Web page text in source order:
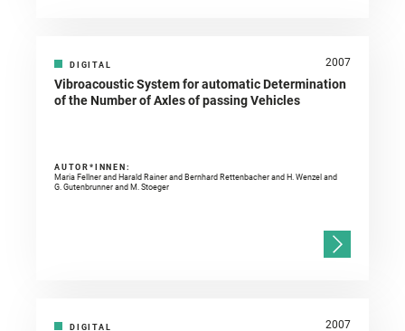
DIGITAL 2007
Vibroacoustic System for automatic Determination
of the Number of Axles of passing Vehicles
AUTOR*INNEN:
Maria Fellner and Harald Rainer and Bernhard Rettenbacher and H. Wenzel and
G. Gutenbrunner and M. Stoeger
DIGITAL 2007